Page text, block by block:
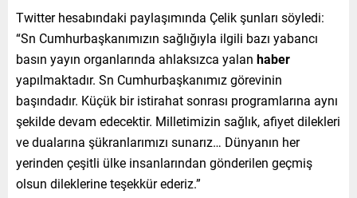
Twitter hesabındaki paylaşımında Çelik şunları söyledi:
“Sn Cumhurbaşkanımızın sağlığıyla ilgili bazı yabancı
basın yayın organlarında ahlaksızca yalan haber
yapılmaktadır. Sn Cumhurbaşkanımız görevinin
başındadır. Küçük bir istirahat sonrası programlarına aynı
şekilde devam edecektir. Milletimizin sağlık, afiyet dilekleri
ve dualarına şükranlarımızı sunarız… Dünyanın her
yerinden çeşitli ülke insanlarından gönderilen geçmiş
olsun dileklerine teşekkür ederiz.”